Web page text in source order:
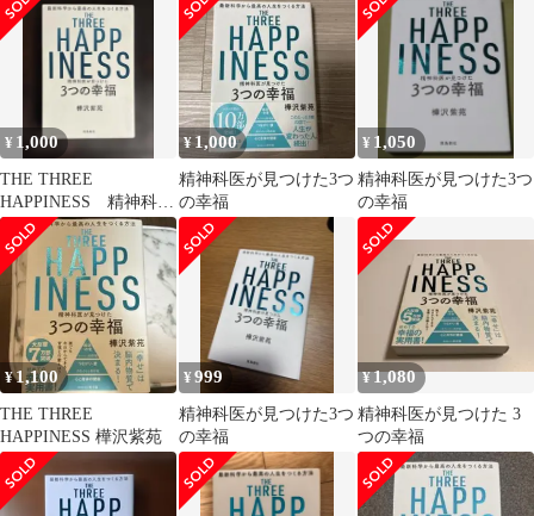
¥ 1,000
THE THREE
HAPPINESS 精神科医
が見つけた3つの幸福
樺沢紫苑
¥ 1,000
精神科医が見つけた3つ
の幸福
¥ 1,050
精神科医が見つけた3つ
の幸福
¥1,100
THE THREE
HAPPINESS 樺沢紫苑
¥999
精神科医が見つけた3つ
の幸福
¥1,080
精神科医が見つけた 3
つの幸福